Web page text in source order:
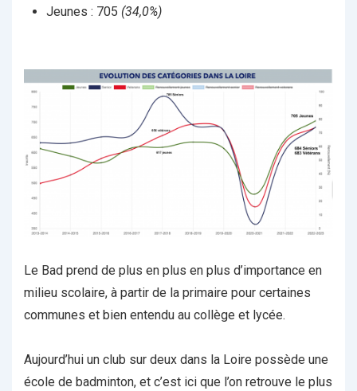
Jeunes : 705 (34,0%)
Le Bad prend de plus en plus en plus d’importance en
milieu scolaire, à partir de la primaire pour certaines
communes et bien entendu au collège et lycée.
Aujourd’hui un club sur deux dans la Loire possède une
école de badminton, et c’est ici que l’on retrouve le plus